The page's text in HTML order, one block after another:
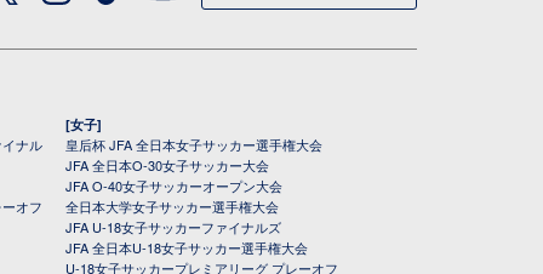
ナル
オフ
[女子]
皇后杯 JFA 全日本女子サッカー選手権大会
JFA 全日本O-30女子サッカー大会
JFA O-40女子サッカーオープン大会
全日本大学女子サッカー選手権大会
JFA U-18女子サッカーファイナルズ
JFA 全日本U-18女子サッカー選手権大会
U-18女子サッカープレミアリーグ プレーオフ